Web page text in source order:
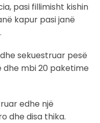
pasi fillimisht kishin
kapur pasi janë
sekuestruar pesë
dhe mbi 20 paketime
edhe një
dhe disa thika.